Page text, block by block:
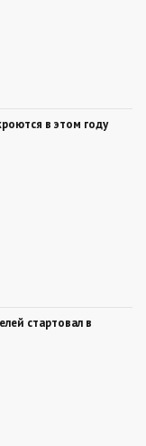
в этом году
стартовал в